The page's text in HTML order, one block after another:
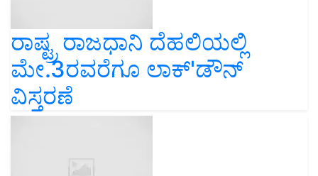
ರಾಷ್ಟ್ರ ರಾಜಧಾನಿ ದೆಹಲಿಯಲ್ಲಿ
ಮೇ.3ರವರೆಗೂ ಲಾಕ್'ಡೌನ್
ವಿಸ್ತರಣೆ